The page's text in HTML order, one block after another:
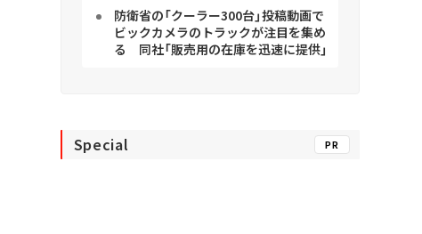
防衛省の「クーラー300台」投稿動画で
ビックカメラのトラックが注目を集め
る 同社「販売用の在庫を迅速に提供」
Special PR